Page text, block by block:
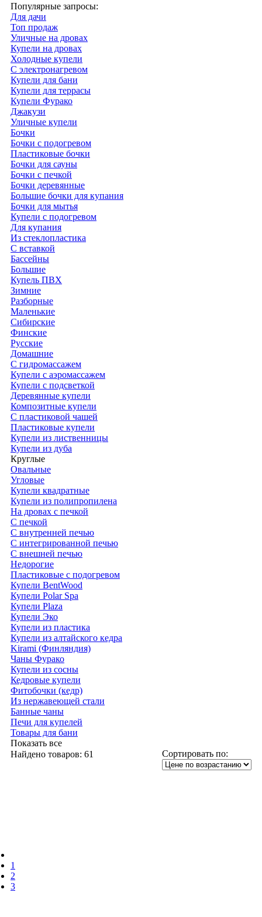
Популярные запросы:
Для дачи
Топ продаж
Уличные на дровах
Купели на дровах
Холодные купели
С электронагревом
Купели для бани
Купели для террасы
Купели Фурако
Джакузи
Уличные купели
Бочки
Бочки с подогревом
Пластиковые бочки
Бочки для сауны
Бочки с печкой
Бочки деревянные
Большие бочки для купания
Бочки для мытья
Купели с подогревом
Для купания
Из стеклопластика
С вставкой
Бассейны
Большие
Купель ПВХ
Зимние
Разборные
Маленькие
Сибирские
Финские
Русские
Домашние
С гидромассажем
Купели с аэромассажем
Купели с подсветкой
Деревянные купели
Композитные купели
С пластиковой чашей
Пластиковые купели
Купели из лиственницы
Купели из дуба
Круглые
Овальные
Угловые
Купели квадратные
Купели из полипропилена
На дровах с печкой
С печкой
С внутренней печью
С интегрированной печью
С внешней печью
Недорогие
Пластиковые с подогревом
Купели BentWood
Купели Polar Spa
Купели Plaza
Купели Эко
Купели из пластика
Купели из алтайского кедра
Kirami (Финляндия)
Чаны Фурако
Купели из сосны
Кедровые купели
Фитобочки (кедр)
Из нержавеющей стали
Банные чаны
Печи для купелей
Товары для бани
Показать все
Найдено товаров: 61 Сортировать по:
1
2
3